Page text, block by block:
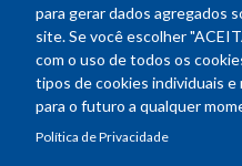
para gerar dados agregados
site. Se você escolher
com o uso de todos os
tipos de cookies individuais
para o futuro a qualquer
Política de Privacidade
Endereço:
70740-541